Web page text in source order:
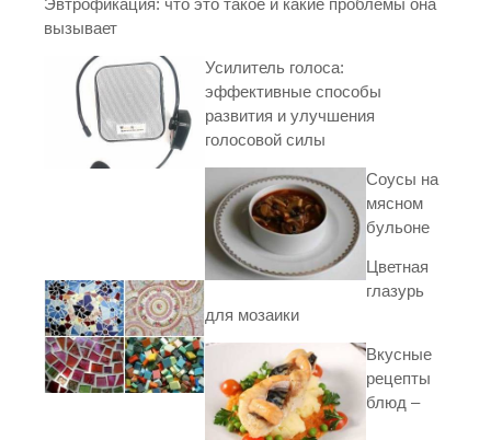
Эвтрофикация: что это такое и какие проблемы она
вызывает
Усилитель голоса:
эффективные способы
развития и улучшения
голосовой силы
Соусы на
мясном
бульоне
Цветная
глазурь
для мозаики
Вкусные
рецепты
блюд –